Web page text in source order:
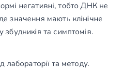
негативні, тобто ДНК не
значення мають клінічне
та симптомів.
лабораторії та методу.